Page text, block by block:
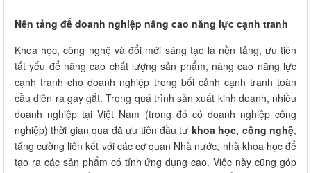
Nền tảng để doanh nghiệp nâng cao năng lực cạnh tranh
Khoa học, công nghệ và đổi mới sáng tạo là nền tảng, ưu tiên
tất yếu để nâng cao chất lượng sản phẩm, nâng cao năng lực
cạnh tranh cho doanh nghiệp trong bối cảnh cạnh tranh toàn
cầu diễn ra gay gắt. Trong quá trình sản xuất kinh doanh, nhiều
doanh nghiệp tại Việt Nam (trong đó có doanh nghiệp công
nghiệp) thời gian qua đã ưu tiên đầu tư khoa học, công nghệ,
tăng cường liên kết với các cơ quan Nhà nước, nhà khoa học để
tạo ra các sản phẩm có tính ứng dụng cao. Việc này cũng góp